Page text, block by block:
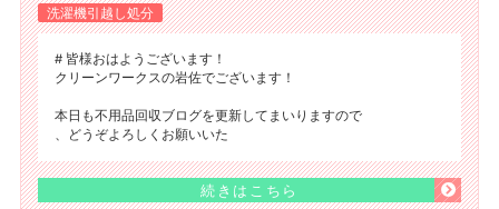
洗濯機引越し処分
# 皆様おはようございます！
クリーンワークスの岩佐でございます！
本日も不用品回収ブログを更新してまいりますので
、どうぞよろしくお願いいた
続きはこちら